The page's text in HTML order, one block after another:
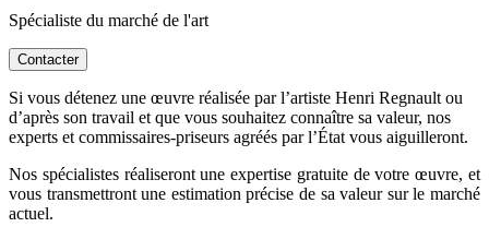
Spécialiste du marché de l'art
Contacter
Si vous détenez une œuvre réalisée par l’artiste Henri Regnault ou
d’après son travail et que vous souhaitez connaître sa valeur, nos
experts et commissaires-priseurs agréés par l’État vous aiguilleront.
Nos spécialistes réaliseront une expertise gratuite de votre œuvre, et
vous transmettront une estimation précise de sa valeur sur le marché
actuel.